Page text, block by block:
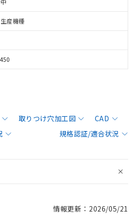
産機種
取りつけ穴加工図
CAD
規格認証/適合状況
情報更新：2026/05/21